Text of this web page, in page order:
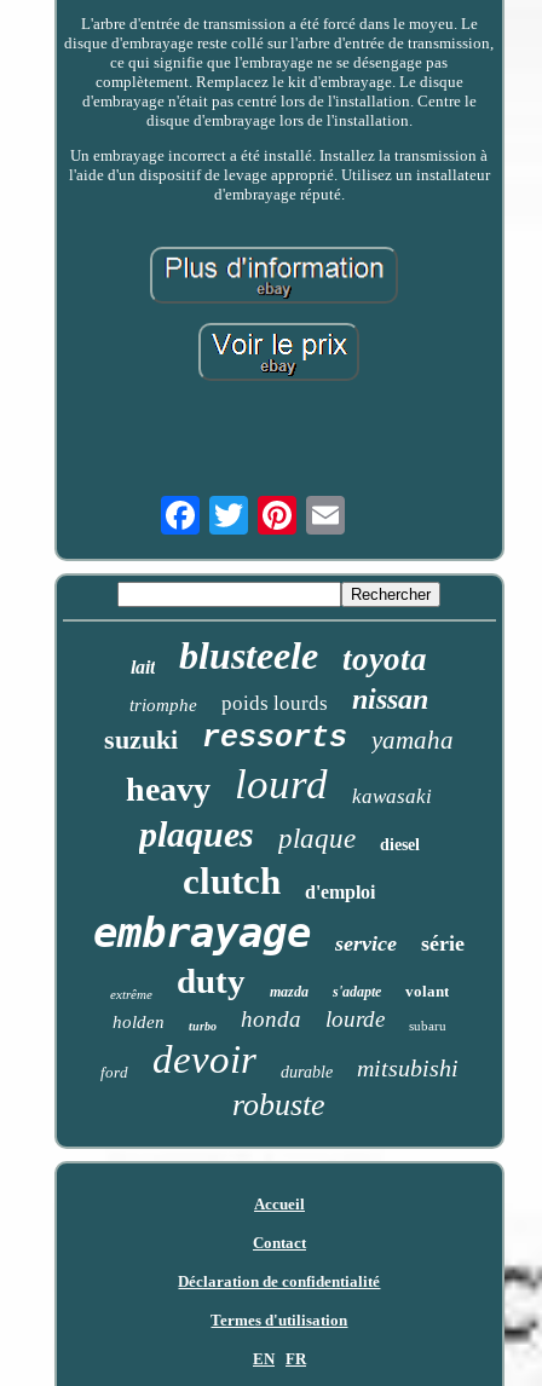
L'arbre d'entrée de transmission a été forcé dans le moyeu. Le
disque d'embrayage reste collé sur l'arbre d'entrée de transmission,
ce qui signifie que l'embrayage ne se désengage pas
complètement. Remplacez le kit d'embrayage. Le disque
d'embrayage n'était pas centré lors de l'installation. Centre le
disque d'embrayage lors de l'installation.
Un embrayage incorrect a été installé. Installez la transmission à
l'aide d'un dispositif de levage approprié. Utilisez un installateur
d'embrayage réputé.
Email
lait blusteele toyota
triomphe poids lourds nissan
suzuki ressorts yamaha
heavy lourd kawasaki
plaques plaque diesel
clutch d'emploi
embrayage service série
extrême duty mazda s'adapte volant
holden turbo honda lourde subaru
ford devoir durable mitsubishi
robuste
Accueil
Contact
Déclaration de confidentialité
Termes d'utilisation
EN FR